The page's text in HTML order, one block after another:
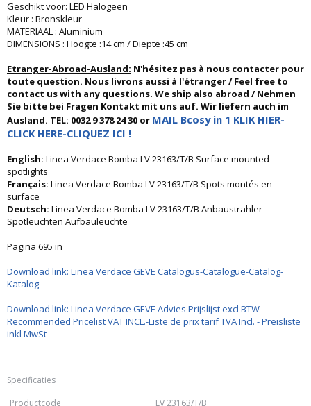
Geschikt voor: LED Halogeen
Kleur : Bronskleur
MATERIAAL : Aluminium
DIMENSIONS : Hoogte :14 cm / Diepte :45 cm
Etranger-Abroad-Ausland: N'hésitez pas à nous contacter pour
toute question. Nous livrons aussi à l'étranger / Feel free to
contact us with any questions. We ship also abroad / Nehmen
Sie bitte bei Fragen Kontakt mit uns auf. Wir liefern auch im
Ausland. TEL: 0032 9 378 24 30 or MAIL Bcosy in 1 KLIK HIER-
CLICK HERE-CLIQUEZ ICI !
English: Linea Verdace Bomba LV 23163/T/B Surface mounted
spotlights
Français: Linea Verdace Bomba LV 23163/T/B Spots montés en
surface
Deutsch: Linea Verdace Bomba LV 23163/T/B Anbaustrahler
Spotleuchten Aufbauleuchte
Pagina 695 in
Download link: Linea Verdace GEVE Catalogus-Catalogue-Catalog-
Katalog
Download link: Linea Verdace GEVE Advies Prijslijst excl BTW-
Recommended Pricelist VAT INCL.-Liste de prix tarif TVA Incl. - Preisliste
inkl MwSt
Specificaties
Productcode
LV 23163/T/B